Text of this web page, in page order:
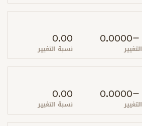
0.0000
التغيير
0.00
نسبة التغيير
0.0000
التغيير
0.00
نسبة التغيير